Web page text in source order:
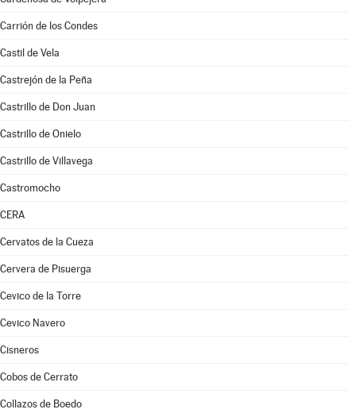
Carrión de los Condes
Castil de Vela
Castrejón de la Peña
Castrillo de Don Juan
Castrillo de Onielo
Castrillo de Villavega
Castromocho
CERA
Cervatos de la Cueza
Cervera de Pisuerga
Cevico de la Torre
Cevico Navero
Cisneros
Cobos de Cerrato
Collazos de Boedo